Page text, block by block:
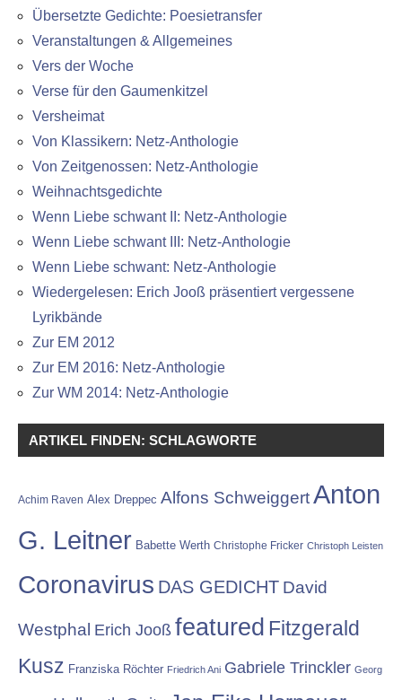
Übersetzte Gedichte: Poesietransfer
Veranstaltungen & Allgemeines
Vers der Woche
Verse für den Gaumenkitzel
Versheimat
Von Klassikern: Netz-Anthologie
Von Zeitgenossen: Netz-Anthologie
Weihnachtsgedichte
Wenn Liebe schwant II: Netz-Anthologie
Wenn Liebe schwant III: Netz-Anthologie
Wenn Liebe schwant: Netz-Anthologie
Wiedergelesen: Erich Jooß präsentiert vergessene
Lyrikbände
Zur EM 2012
Zur EM 2016: Netz-Anthologie
Zur WM 2014: Netz-Anthologie
ARTIKEL FINDEN: SCHLAGWORTE
Achim Raven Alex Dreppec Alfons SchweiggertAnton
G. Leitner Babette Werth Christophe Fricker Christoph Leisten
Coronavirus DAS GEDICHT David
Westphal Erich Jooß featured Fitzgerald
Kusz Franziska Röchter Friedrich Ani Gabriele Trinckler Georg